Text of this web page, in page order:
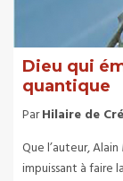
Dieu qui
quantique
ParHilaire de
Que l’auteur,
impuissant à faire